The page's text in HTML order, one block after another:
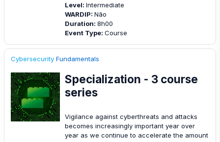
Level: Intermediate
WARDIP: Não
Duration: 8h00
Event Type: Course
Cybersecurity Fundamentals
Specialization - 3 course
series
Vigilance against cyberthreats and attacks
becomes increasingly important year over
year as we continue to accelerate the amount